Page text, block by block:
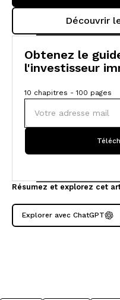
Découvrir
Obtenez le
l'investisseur
10 chapitres - 100 pages
Résumez et explorez cet
Explorer avec ChatGPT